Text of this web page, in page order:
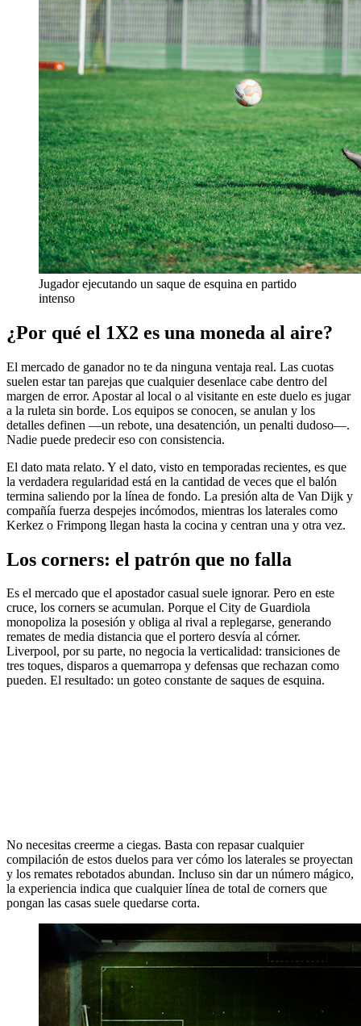
Jugador ejecutando un saque de esquina en partido
intenso
¿Por qué el 1X2 es una moneda al aire?
El mercado de ganador no te da ninguna ventaja real. Las cuotas
suelen estar tan parejas que cualquier desenlace cabe dentro del
margen de error. Apostar al local o al visitante en este duelo es jugar
a la ruleta sin borde. Los equipos se conocen, se anulan y los
detalles definen —un rebote, una desatención, un penalti dudoso—.
Nadie puede predecir eso con consistencia.
El dato mata relato. Y el dato, visto en temporadas recientes, es que
la verdadera regularidad está en la cantidad de veces que el balón
termina saliendo por la línea de fondo. La presión alta de Van Dijk y
compañía fuerza despejes incómodos, mientras los laterales como
Kerkez o Frimpong llegan hasta la cocina y centran una y otra vez.
Los corners: el patrón que no falla
Es el mercado que el apostador casual suele ignorar. Pero en este
cruce, los corners se acumulan. Porque el City de Guardiola
monopoliza la posesión y obliga al rival a replegarse, generando
remates de media distancia que el portero desvía al córner.
Liverpool, por su parte, no negocia la verticalidad: transiciones de
tres toques, disparos a quemarropa y defensas que rechazan como
pueden. El resultado: un goteo constante de saques de esquina.
No necesitas creerme a ciegas. Basta con repasar cualquier
compilación de estos duelos para ver cómo los laterales se proyectan
y los remates rebotados abundan. Incluso sin dar un número mágico,
la experiencia indica que cualquier línea de total de corners que
pongan las casas suele quedarse corta.